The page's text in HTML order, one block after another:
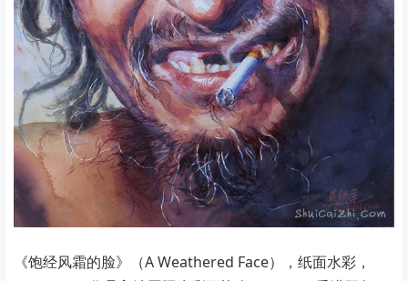
《饱经风霜的脸》（A Weathered Face），纸面水彩，